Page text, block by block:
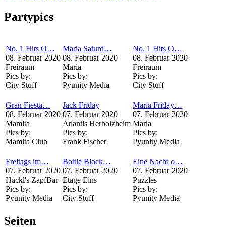
Partypics
No. 1 Hits O…
08. Februar 2020
Freiraum
Pics by:
City Stuff
Maria Saturd…
08. Februar 2020
Maria
Pics by:
Pyunity Media
No. 1 Hits O…
08. Februar 2020
Freiraum
Pics by:
City Stuff
Gran Fiesta…
08. Februar 2020
Mamita
Pics by:
Mamita Club
Jack Friday
07. Februar 2020
Atlantis Herbolzheim
Pics by:
Frank Fischer
Maria Friday…
07. Februar 2020
Maria
Pics by:
Pyunity Media
Freitags im…
07. Februar 2020
Hackl's ZapfBar
Pics by:
Pyunity Media
Bottle Block…
07. Februar 2020
Etage Eins
Pics by:
City Stuff
Eine Nacht o…
07. Februar 2020
Puzzles
Pics by:
Pyunity Media
Seiten